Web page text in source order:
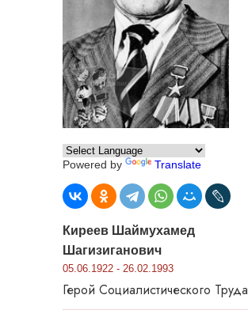
Powered by Translate
Киреев Шаймухамед
Шагизиганович
05.06.1922 - 26.02.1993
Герой Социалистического Труда